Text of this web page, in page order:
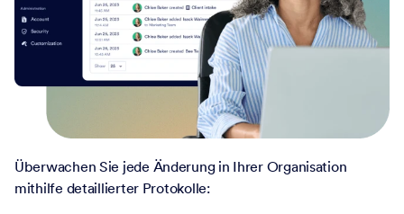
Überwachen Sie jede Änderung in Ihrer Organisation
mithilfe detaillierter Protokolle: